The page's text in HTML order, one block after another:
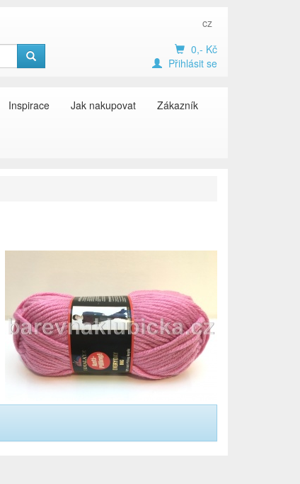
cz
0,- Kč
Přihlásit se
Inspirace Jak nakupovat Zákazník